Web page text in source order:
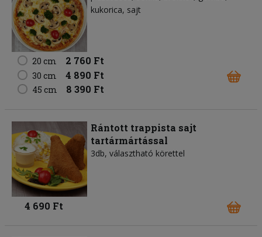
kukorica sajt
20 cm 2 760 Ft
30 cm 4 890 Ft
45 cm 8 390 Ft
Rántott trappista sajt
tartármártással
3db, választható körettel
4 690 Ft